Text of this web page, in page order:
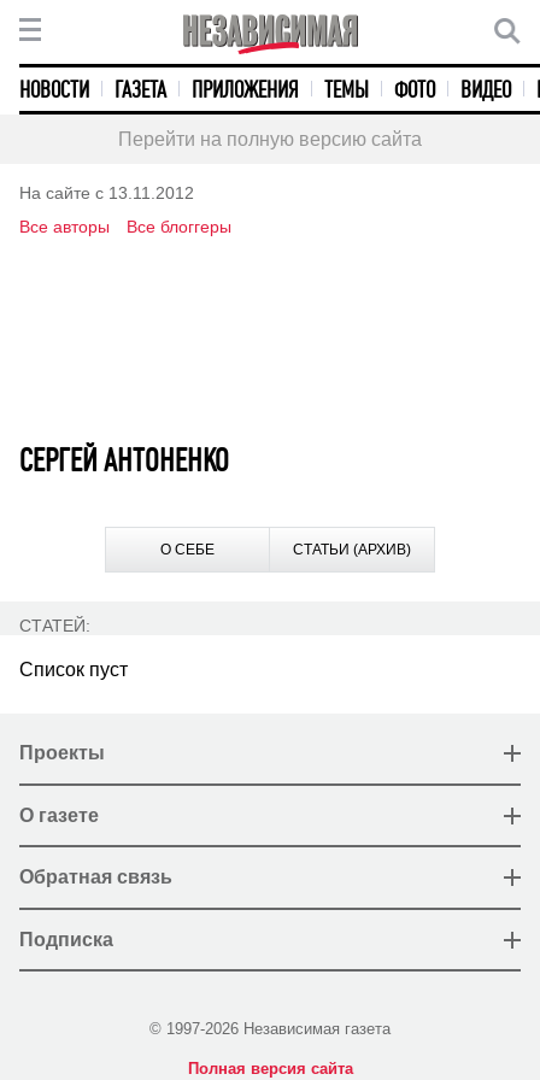
НОВОСТИ ГАЗЕТА ПРИЛОЖЕНИЯ ТЕМЫ ФОТО ВИДЕО
Перейти на полную версию сайта
На сайте с 13.11.2012
Все авторы
Все блоггеры
СЕРГЕЙ АНТОНЕНКО
О СЕБЕ СТАТЬИ (АРХИВ)
СТАТЕЙ:
Список пуст
Проекты
О газете
Обратная связь
Подписка
© 1997-2026 Независимая газета
Полная версия сайта